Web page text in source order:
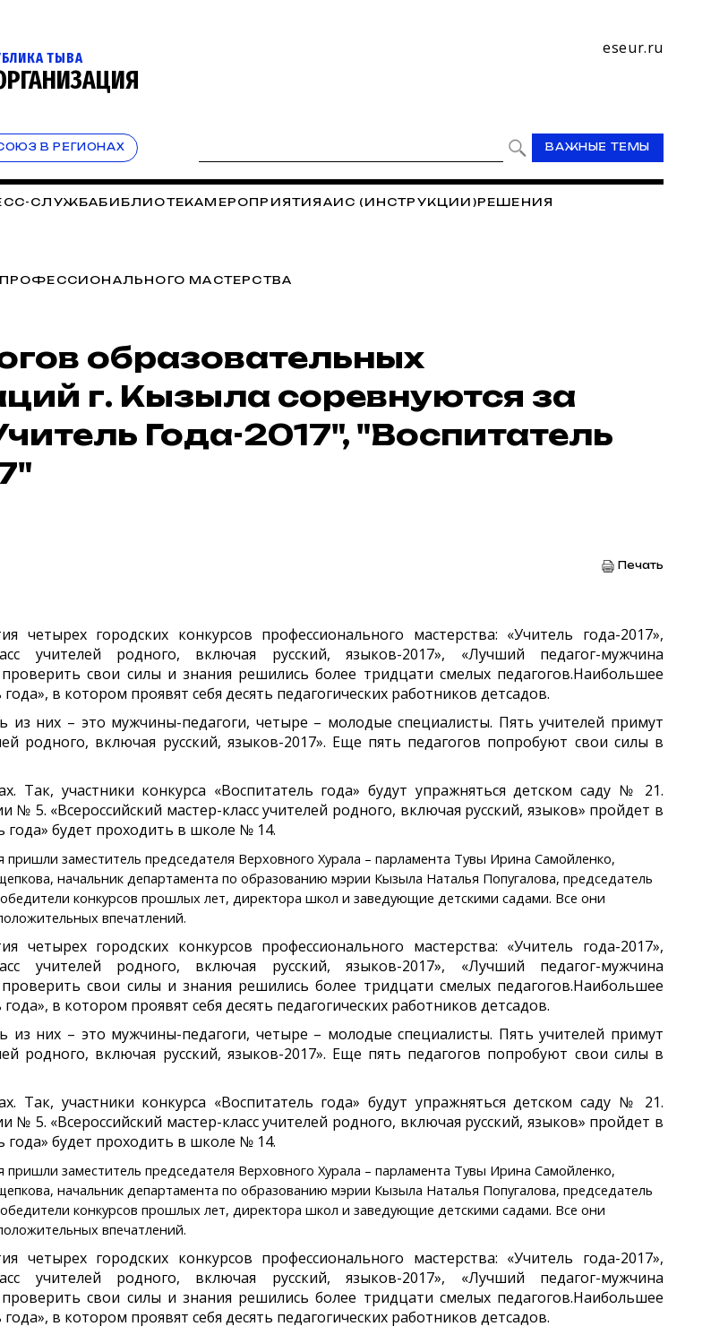
ТЫВА eseur.ru
В РЕГИОНАХ ВАЖНЫЕ ТЕМЫ
СЛУЖБАБИБЛИОТЕКАМЕРОПРИЯТИЯ АИС (ИНСТРУКЦИИ)РЕШЕНИЯ
МАСТЕРСТВА
образовательных
г. Кызыла соревнуются за
Года-2017", "Воспитатель
Печать
городских конкурсов профессионального мастерства: «Учитель года-2017»,
учителей родного, включая русский, языков-2017», «Лучший педагог-мужчина
свои силы и знания решились более тридцати смелых педагогов.Наибольшее
в котором проявят себя десять педагогических работников детсадов.
из них – это мужчины-педагоги, четыре – молодые специалисты. Пять учителей примут
родного, включая русский, языков-2017». Еще пять педагогов попробуют свои силы в
Так, участники конкурса «Воспитатель года» будут упражняться детском саду № 21.
5. «Всероссийский мастер-класс учителей родного, включая русский, языков» пройдет в
будет проходить в школе № 14.
заместитель председателя Верховного Хурала – парламента Тувы Ирина Самойленко,
начальник департамента по образованию мэрии Кызыла Наталья Попугалова, председатель
конкурсов прошлых лет, директора школ и заведующие детскими садами. Все они
впечатлений.
городских конкурсов профессионального мастерства: «Учитель года-2017»,
учителей родного, включая русский, языков-2017», «Лучший педагог-мужчина
свои силы и знания решились более тридцати смелых педагогов.Наибольшее
в котором проявят себя десять педагогических работников детсадов.
из них – это мужчины-педагоги, четыре – молодые специалисты. Пять учителей примут
родного, включая русский, языков-2017». Еще пять педагогов попробуют свои силы в
Так, участники конкурса «Воспитатель года» будут упражняться детском саду № 21.
5. «Всероссийский мастер-класс учителей родного, включая русский, языков» пройдет в
будет проходить в школе № 14.
заместитель председателя Верховного Хурала – парламента Тувы Ирина Самойленко,
начальник департамента по образованию мэрии Кызыла Наталья Попугалова, председатель
конкурсов прошлых лет, директора школ и заведующие детскими садами. Все они
впечатлений.
городских конкурсов профессионального мастерства: «Учитель года-2017»,
учителей родного, включая русский, языков-2017», «Лучший педагог-мужчина
свои силы и знания решились более тридцати смелых педагогов.Наибольшее
в котором проявят себя десять педагогических работников детсадов.